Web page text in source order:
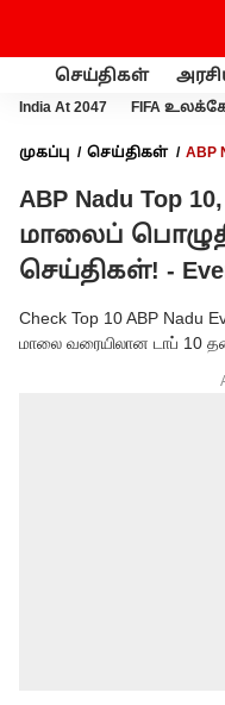
செய்திகள்
India At 2047 FIFA
முகப்பு செய்திகள்
ABP
ABP Nadu Top
மாலைப்
செய்திகள்! -
Check Top 10 ABP Nadu
மாலை வரையிலான டாப் 10